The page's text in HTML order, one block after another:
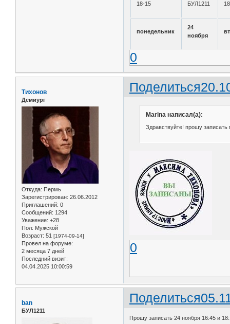
18-15 БУЛ1211
понедельник
24
ноября
0
Поделиться
Тихонов
Демиург
Откуда: Пермь
Зарегистрирован: 26.06.2012
Приглашений: 0
Сообщений: 1294
Уважение: +28
Пол: Мужской
Возраст: 51 [1974-09-14]
Провел на форуме:
2 месяца 7 дней
Последний визит:
04.04.2025 10:00:59
Marina написал(а):
Здравствуйте! прошу
0
Поделиться
ban
БУЛ1211
Прошу записать 24 ноября 16:45 и